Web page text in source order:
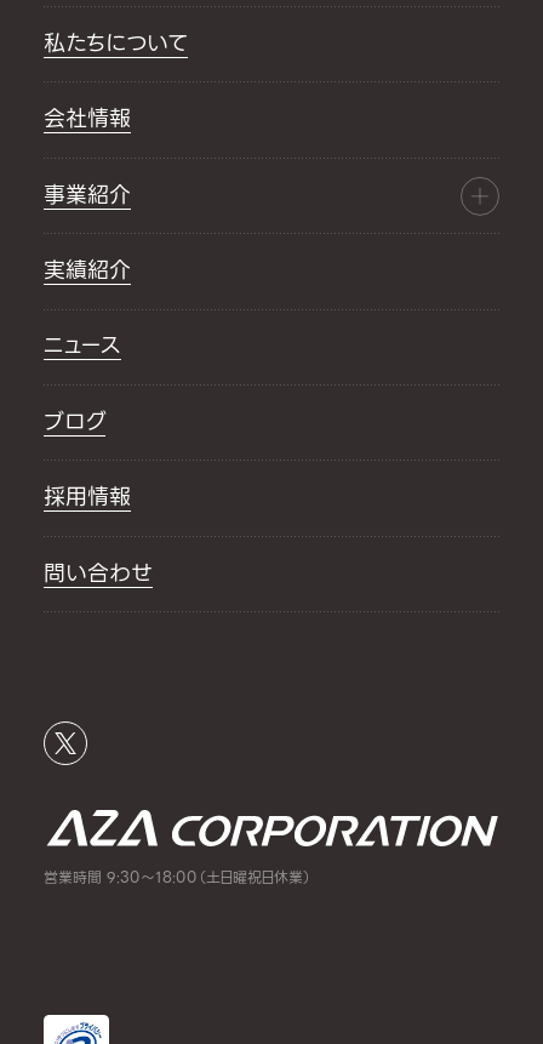
私たちについて
会社情報
事業紹介
実績紹介
ニュース
ブログ
採用情報
問い合わせ
営業時間 9:30～18:00（土日曜祝日休業）